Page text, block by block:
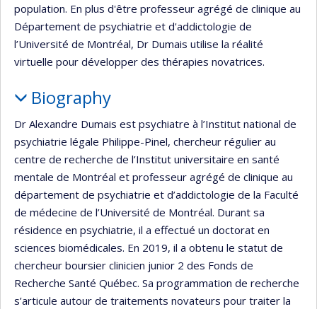
population. En plus d'être professeur agrégé de clinique au
Département de psychiatrie et d'addictologie de
l’Université de Montréal, Dr Dumais utilise la réalité
virtuelle pour développer des thérapies novatrices.
Biography
Dr Alexandre Dumais est psychiatre à l’Institut national de
psychiatrie légale Philippe-Pinel, chercheur régulier au
centre de recherche de l’Institut universitaire en santé
mentale de Montréal et professeur agrégé de clinique au
département de psychiatrie et d’addictologie de la Faculté
de médecine de l’Université de Montréal. Durant sa
résidence en psychiatrie, il a effectué un doctorat en
sciences biomédicales. En 2019, il a obtenu le statut de
chercheur boursier clinicien junior 2 des Fonds de
Recherche Santé Québec. Sa programmation de recherche
s’articule autour de traitements novateurs pour traiter la